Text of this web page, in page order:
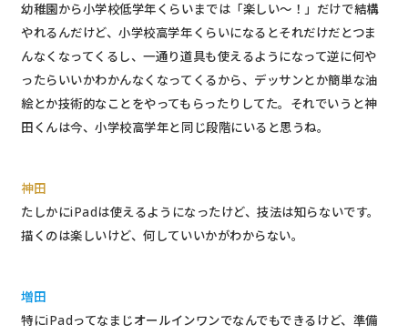
幼稚園から小学校低学年くらいまでは「楽しい〜！」だけで結構
やれるんだけど、小学校高学年くらいになるとそれだけだとつま
んなくなってくるし、一通り道具も使えるようになって逆に何や
ったらいいかわかんなくなってくるから、デッサンとか簡単な油
絵とか技術的なことをやってもらったりしてた。それでいうと神
田くんは今、小学校高学年と同じ段階にいると思うね。
神田
たしかにiPadは使えるようになったけど、技法は知らないです。
描くのは楽しいけど、何していいかがわからない。
増田
特にiPadってなまじオールインワンでなんでもできるけど、準備